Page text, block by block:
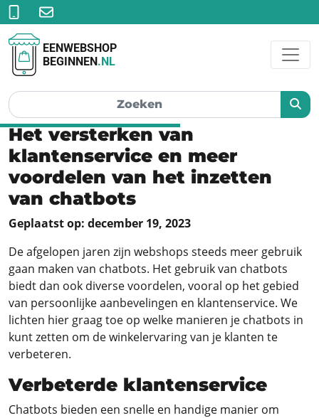
EENWEBSHOP
BEGINNEN.NL
Het versterken van
klantenservice en meer
voordelen van het inzetten
van chatbots
Geplaatst op: december 19, 2023
De afgelopen jaren zijn webshops steeds meer gebruik
gaan maken van chatbots. Het gebruik van chatbots
biedt dan ook diverse voordelen, vooral op het gebied
van persoonlijke aanbevelingen en klantenservice. We
lichten hier graag toe op welke manieren je chatbots in
kunt zetten om de winkelervaring van je klanten te
verbeteren.
Verbeterde klantenservice
Chatbots bieden een snelle en handige manier om